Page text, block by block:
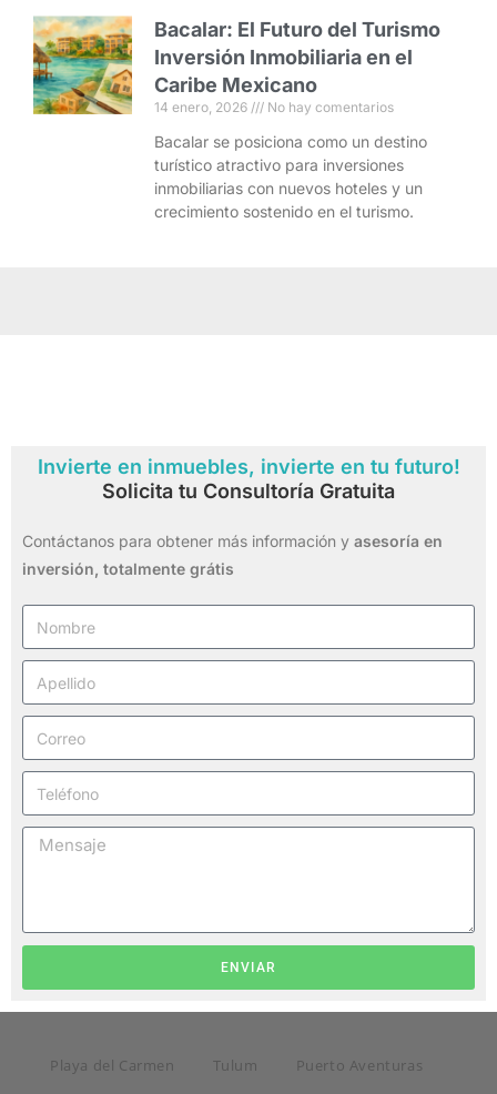
Bacalar: El Futuro del Turismo
Inversión Inmobiliaria en el
Caribe Mexicano
14 enero, 2026 No hay comentarios
Bacalar se posiciona como un destino
turístico atractivo para inversiones
inmobiliarias con nuevos hoteles y un
crecimiento sostenido en el turismo.
Invierte en inmuebles, invierte en tu futuro!
Solicita tu Consultoría Gratuita
Contáctanos para obtener más información y asesoría en
inversión, totalmente grátis
ENVIAR
Playa del Carmen Tulum
Puerto Aventuras